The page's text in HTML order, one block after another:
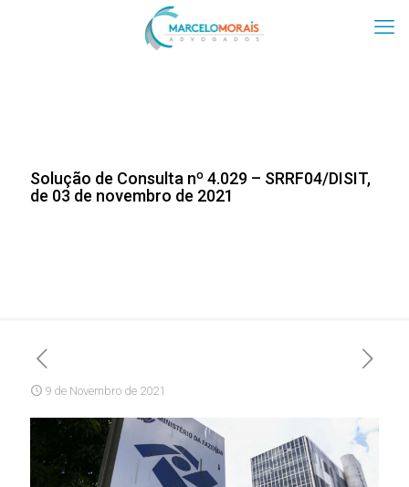
Solução de Consulta nº 4.029 – SRRF04/DISIT,
de 03 de novembro de 2021
9 de Novembro de 2021